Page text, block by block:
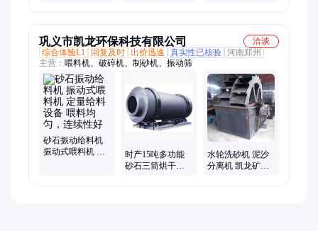
巩义市凯龙环保科技有限公司
洽谈
综合体验L1
回复及时 出价迅速 真实性已核验 河南郑州
主营： 喂料机、破碎机、制砂机、振动筛
砂石振动给料机
振动式喂料机 定
时产15吨多功能
砂石三筒烘干机
水轮洗砂机 泥沙
分离机 凯龙矿山